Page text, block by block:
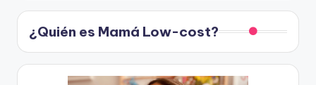
¿Quién es Mamá Low-cost?